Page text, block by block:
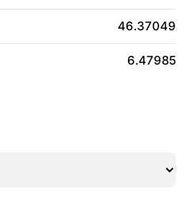
46.37049
6.47985